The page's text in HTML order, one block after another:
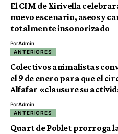
El CIM de Xirivella
nuevo escenario, aseos y
totalmente insonorizado
PorAdmin
ANTERIORES
Colectivos animalistas
el 9 de enero para que el
Alfafar «clausure su
PorAdmin
ANTERIORES
Quart de Poblet prorroga